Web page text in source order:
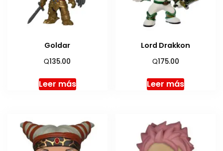
Goldar
Q135.00
Leer más
Lord Drakkon
Q175.00
Leer más